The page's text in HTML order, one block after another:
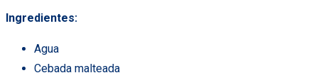
Ingredientes:
Agua
Cebada malteada